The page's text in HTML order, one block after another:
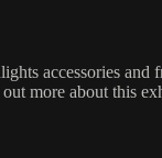
accessories and
more about this